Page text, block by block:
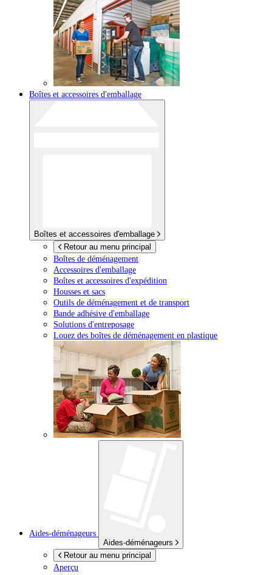
Boîtes et accessoires d'emballage
Boîtes et accessoires d'emballage
Retour au menu principal
Boîtes de déménagement
Accessoires d'emballage
Boîtes et accessoires d'expédition
Housses et sacs
Outils de déménagement et de transport
Bande adhésive d'emballage
Solutions d'entreposage
Louez des boîtes de déménagement en plastique
Aides-déménageurs
Aides-déménageurs
Retour au menu principal
Aperçu